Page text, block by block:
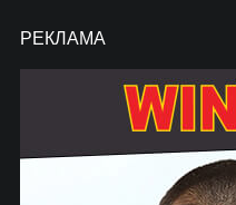
РЕКЛАМА